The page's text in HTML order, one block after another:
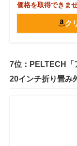
価格を取得できま
ク
7位：PELTECH「
20インチ折り畳み